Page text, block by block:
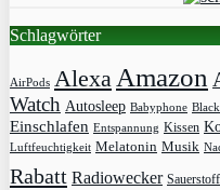
Schlagwörter
AirPods AlexaAmazon
Watch Autosleep Babyphone
Einschlafen Entspannung Kissen
Luftfeuchtigkeit Melatonin Musik
Rabatt Radiowecker Sauerstoff